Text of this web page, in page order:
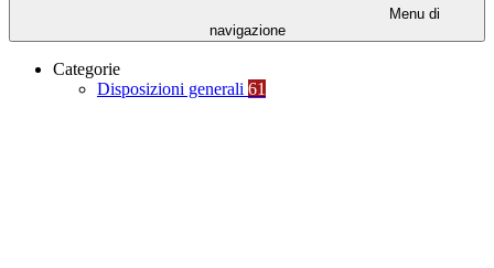
Menu di
navigazione
Categorie
Disposizioni generali 61